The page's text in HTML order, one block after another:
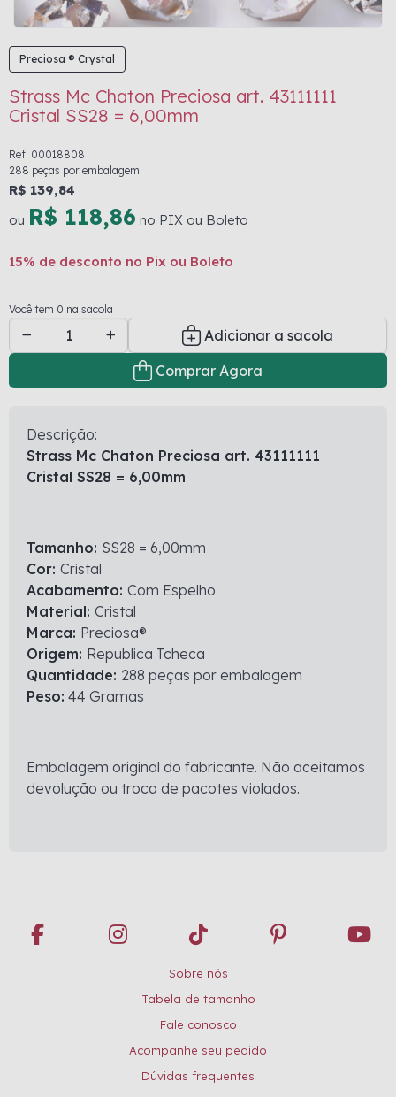
Preciosa ® Crystal
Strass Mc Chaton Preciosa art. 43111111
Cristal SS28 = 6,00mm
Ref: 00018808
288 peças por embalagem
R$ 139,84
ou R$ 118,86 no PIX ou Boleto
15% de desconto no Pix ou Boleto
Você tem 0 na sacola
Adicionar a sacola
Comprar Agora
Descrição:
Strass Mc Chaton Preciosa art. 43111111
Cristal SS28 = 6,00mm
Tamanho: SS28 = 6,00mm
Cor: Cristal
Acabamento: Com Espelho
Material: Cristal
Marca: Preciosa®
Origem: Republica Tcheca
Quantidade: 288 peças por embalagem
Peso: 44 Gramas
Embalagem original do fabricante. Não aceitamos
devolução ou troca de pacotes violados.
Sobre nós
Tabela de tamanho
Fale conosco
Acompanhe seu pedido
Dúvidas frequentes